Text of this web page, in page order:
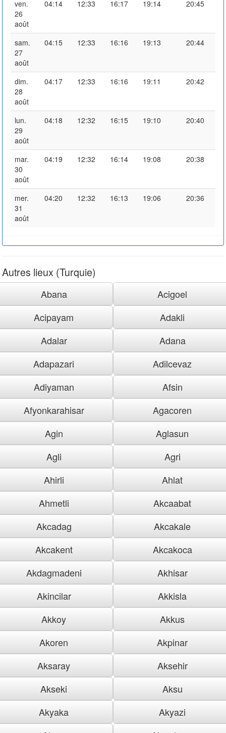
ven.
26
août
04:14 12:33 16:17 19:14 20:45
sam.
27
août
04:15 12:33 16:16 19:13 20:44
dim.
28
août
04:17 12:33 16:16 19:11 20:42
lun.
29
août
04:18 12:32 16:15 19:10 20:40
mar.
30
août
04:19 12:32 16:14 19:08 20:38
mer.
31
août
04:20 12:32 16:13 19:06 20:36
Autres lieux (Turquie)
Abana
Acigoel
Acipayam
Adakli
Adalar
Adana
Adapazari
Adilcevaz
Adiyaman
Afsin
Afyonkarahisar
Agacoren
Agin
Aglasun
Agli
Agri
Ahirli
Ahlat
Ahmetli
Akcaabat
Akcadag
Akcakale
Akcakent
Akcakoca
Akdagmadeni
Akhisar
Akincilar
Akkisla
Akkoy
Akkus
Akoren
Akpinar
Aksaray
Aksehir
Akseki
Aksu
Akyaka
Akyazi